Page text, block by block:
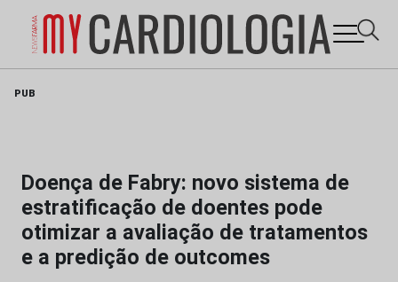
PUB
Doença de Fabry: novo sistema de
estratificação de doentes pode
otimizar a avaliação de tratamentos
e a predição de outcomes